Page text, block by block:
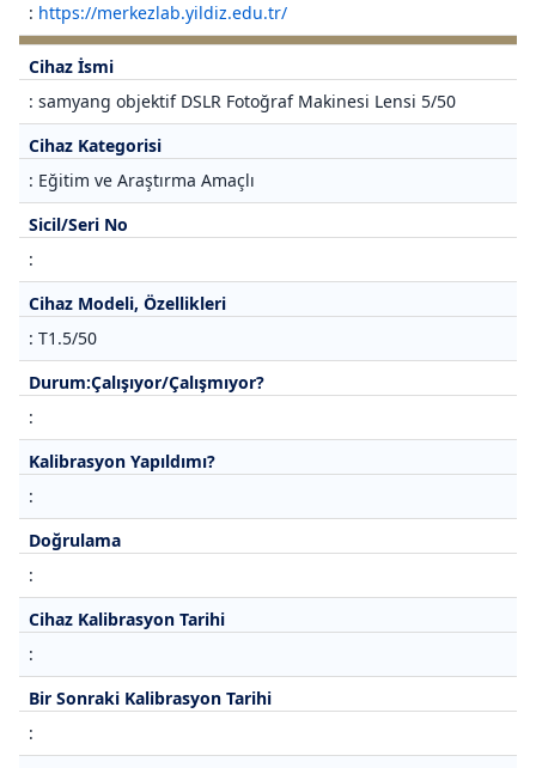
: https://merkezlab.yildiz.edu.tr/
Cihaz İsmi
: samyang objektif DSLR Fotoğraf Makinesi Lensi 5/50
Cihaz Kategorisi
: Eğitim ve Araştırma Amaçlı
Sicil/Seri No
:
Cihaz Modeli, Özellikleri
: T1.5/50
Durum:Çalışıyor/Çalışmıyor?
:
Kalibrasyon Yapıldımı?
:
Doğrulama
:
Cihaz Kalibrasyon Tarihi
:
Bir Sonraki Kalibrasyon Tarihi
: